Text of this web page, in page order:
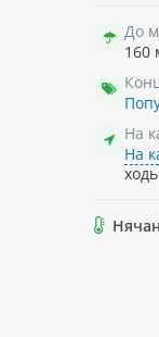
До
160
На
На